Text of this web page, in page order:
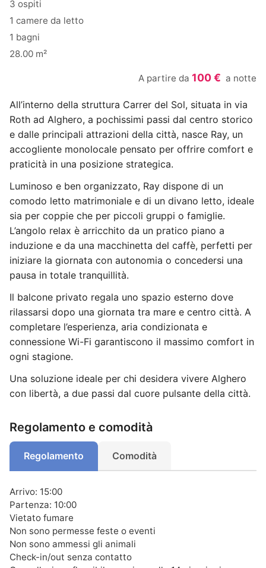
3 ospiti
1 camere da letto
1 bagni
28.00 m²
A partire da 100 € a notte
All’interno della struttura Carrer del Sol, situata in via
Roth ad Alghero, a pochissimi passi dal centro storico
e dalle principali attrazioni della città, nasce Ray, un
accogliente monolocale pensato per offrire comfort e
praticità in una posizione strategica.
Luminoso e ben organizzato, Ray dispone di un
comodo letto matrimoniale e di un divano letto, ideale
sia per coppie che per piccoli gruppi o famiglie.
L’angolo relax è arricchito da un pratico piano a
induzione e da una macchinetta del caffè, perfetti per
iniziare la giornata con autonomia o concedersi una
pausa in totale tranquillità.
Il balcone privato regala uno spazio esterno dove
rilassarsi dopo una giornata tra mare e centro città. A
completare l’esperienza, aria condizionata e
connessione Wi-Fi garantiscono il massimo comfort in
ogni stagione.
Una soluzione ideale per chi desidera vivere Alghero
con libertà, a due passi dal cuore pulsante della città.
Regolamento e comodità
Regolamento Comodità
Arrivo: 15:00
Partenza: 10:00
Vietato fumare
Non sono permesse feste o eventi
Non sono ammessi gli animali
Check-in/out senza contatto